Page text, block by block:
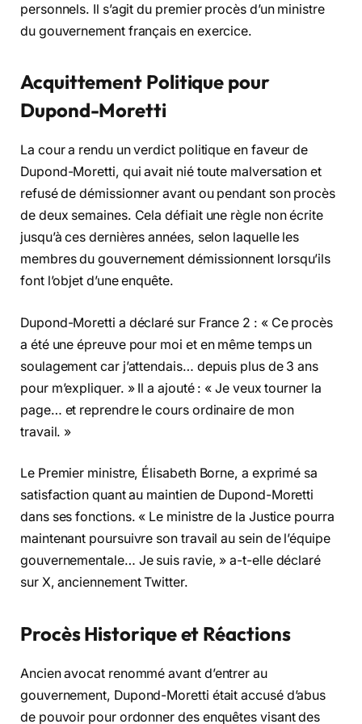
personnels. Il s’agit du premier procès d’un ministre
du gouvernement français en exercice.
Acquittement Politique pour
Dupond-Moretti
La cour a rendu un verdict politique en faveur de
Dupond-Moretti, qui avait nié toute malversation et
refusé de démissionner avant ou pendant son procès
de deux semaines. Cela défiait une règle non écrite
jusqu’à ces dernières années, selon laquelle les
membres du gouvernement démissionnent lorsqu’ils
font l’objet d’une enquête.
Dupond-Moretti a déclaré sur France 2 : « Ce procès
a été une épreuve pour moi et en même temps un
soulagement car j’attendais… depuis plus de 3 ans
pour m’expliquer. » Il a ajouté : « Je veux tourner la
page… et reprendre le cours ordinaire de mon
travail. »
Le Premier ministre, Élisabeth Borne, a exprimé sa
satisfaction quant au maintien de Dupond-Moretti
dans ses fonctions. « Le ministre de la Justice pourra
maintenant poursuivre son travail au sein de l’équipe
gouvernementale… Je suis ravie, » a-t-elle déclaré
sur X, anciennement Twitter.
Procès Historique et Réactions
Ancien avocat renommé avant d’entrer au
gouvernement, Dupond-Moretti était accusé d’abus
de pouvoir pour ordonner des enquêtes visant des